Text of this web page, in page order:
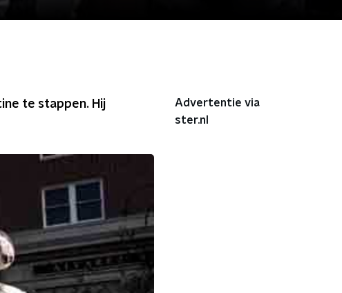
te stappen. Hij
Advertentie via
ster.nl